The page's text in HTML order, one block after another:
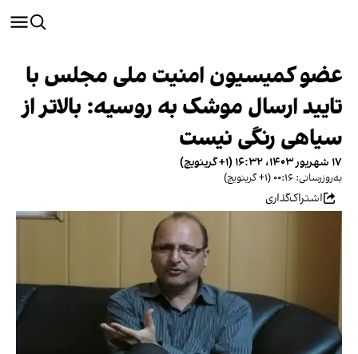
عضو کمیسیون امنیت ملی مجلس با
تایید ارسال موشک به روسیه: بالاتر از
سیاهی رنگی نیست
۱۷ شهریور ۱۴۰۳، ۱۶:۳۲ (‎+۱ گرینویچ)
به‌روزرسانی: ۰۰:۱۶ (‎+۱ گرینویچ)
اشتراک‌گذاری